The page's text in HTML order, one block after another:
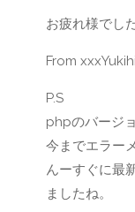
お疲れ様でし
From
P.S
phpのバージ
今までエラー
んーすぐに最
ましたね。